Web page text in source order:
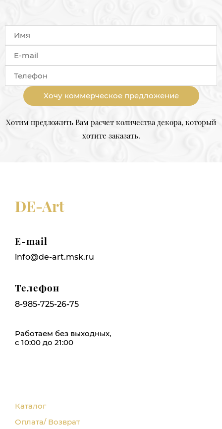
Хочу коммерческое предложение
Хотим предложить Вам расчет количества декора, который
хотите заказать.
DE-Art
E-mail
info@de-art.msk.ru
Телефон
8-985-725-26-75
Работаем без выходных,
с 10:00 до 21:00
Каталог
Оплата/ Возврат